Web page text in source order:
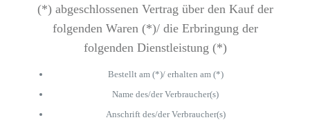
(*) abgeschlossenen Vertrag über den Kauf der
folgenden Waren (*)/ die Erbringung der
folgenden Dienstleistung (*)
Bestellt am (*)/ erhalten am (*)
Name des/der Verbraucher(s)
Anschrift des/der Verbraucher(s)